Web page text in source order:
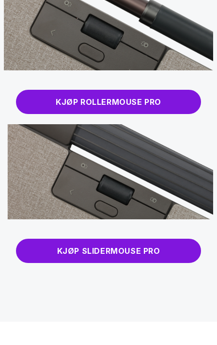
KJØP ROLLERMOUSE PRO
KJØP SLIDERMOUSE PRO